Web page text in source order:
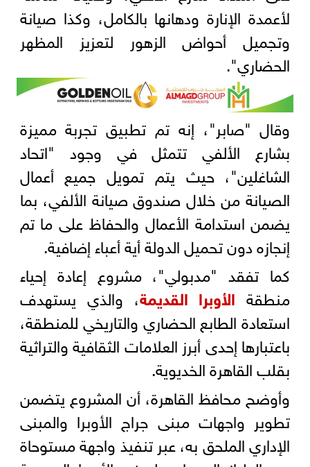
لأعمدة الإنارة ودهانها بالكامل، وكذا صيانة
وتجميل أحواض الزهور لتعزيز المظهر
الحضاري".
وقال "صابر"، إنه تم تطبيق تجربة مميزة
بشارع الألفي تتمثل في وجود "اتحاد
الشاغلين"، حيث يتم تمويل جميع أعمال
الصيانة من خلال صندوق صيانة الألفي، بما
يضمن استدامة الأعمال والحفاظ على ما تم
إنجازه دون تحميل الدولة أية أعباء إضافية.
كما تفقد "مدبولي"، مشروع إعادة إحياء
منطقة الأوبرا القديمة، والذي يستهدف
استعادة الطابع الحضاري والتاريخي للمنطقة،
باعتبارها إحدى أبرز العلامات الثقافية والتراثية
بقلب القاهرة الخديوية.
وأوضح محافظ القاهرة، أن المشروع يتضمن
تطوير واجهات مبنى جراج الأوبرا والمبنى
الإداري الملحق به، عبر تنفيذ واجهة مستوحاة